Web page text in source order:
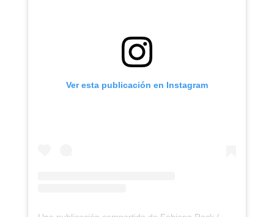
Ver esta publicación en Instagram